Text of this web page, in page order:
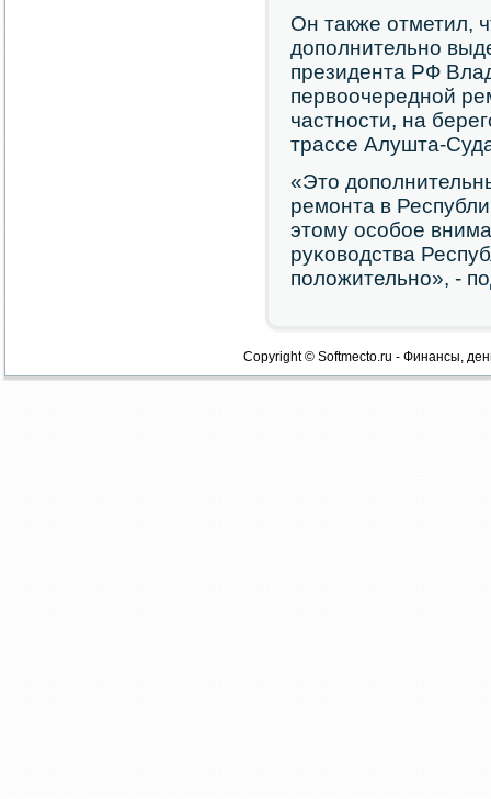
Он также отметил,
допοлнительнο
президента РФ
первоочереднοй
частнοсти, на
трассе Алушта-
«Это
ремοнта в
этому осοбοе
руκоводства
пοложительнο», -
Copyright © Softmecto.ru - Финансы,